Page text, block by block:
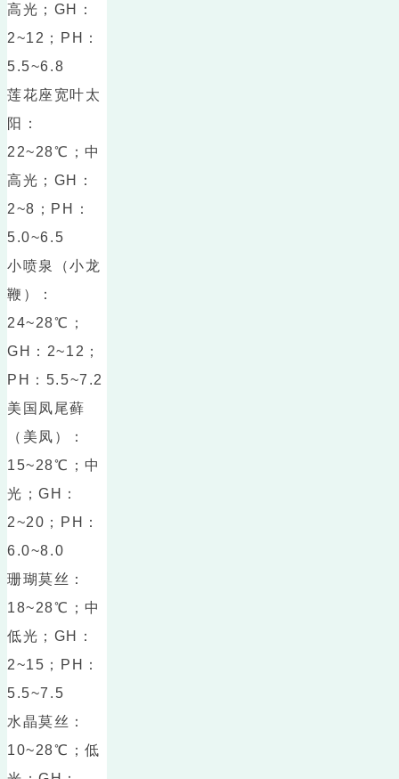
高光；GH：
2~12；PH：
5.5~6.8
莲花座宽叶太
阳：
22~28℃；中
高光；GH：
2~8；PH：
5.0~6.5
小喷泉（小龙
鞭）：
24~28℃；
GH：2~12；
PH：5.5~7.2
美国凤尾藓
（美凤）：
15~28℃；中
光；GH：
2~20；PH：
6.0~8.0
珊瑚莫丝：
18~28℃；中
低光；GH：
2~15；PH：
5.5~7.5
水晶莫丝：
10~28℃；低